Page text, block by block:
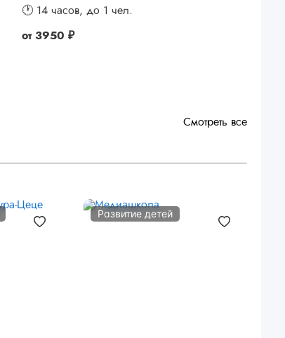
🕐 14 часов, до 1 чел.
от 3950 ₽
Смотреть все
Развитие детей